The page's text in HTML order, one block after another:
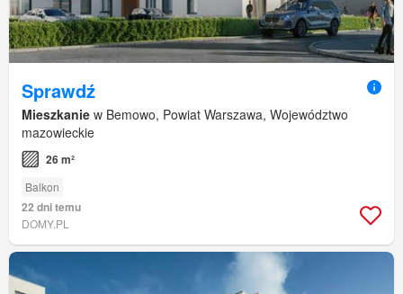
Sprawdź
Mieszkanie w Bemowo, Powiat Warszawa, Województwo
mazowieckie
26 m²
Balkon
22 dni temu
DOMY.PL